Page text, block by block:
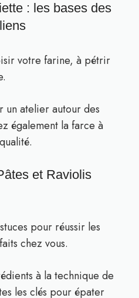
: les bases des
votre farine, à pétrir
un atelier autour des
également la farce à
et Raviolis
pour réussir les
chez vous.
à la technique de
les clés pour épater